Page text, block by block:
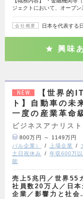
ジェクトにおいて、オープ
会社概要 日本を代表する
興味
NEW
【世界的
ト】自動車の未
一度の産業革命
ビジネスアナリス
800万円 ～ 1149万円
バル企業）
上場企業
土日祝休み
年収600万以
能
売上5兆円／世界55
社員数20万人／日
企業／影響力と社会